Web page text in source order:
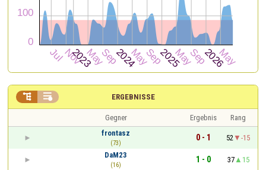
ERGEBNISSE
 
Gegner Ergebnis
Rang
frontasz
(73)
0 - 1 52
-15
DaM23
(16)
1 - 0 37
15